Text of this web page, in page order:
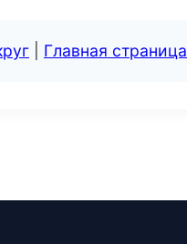
Главная страница